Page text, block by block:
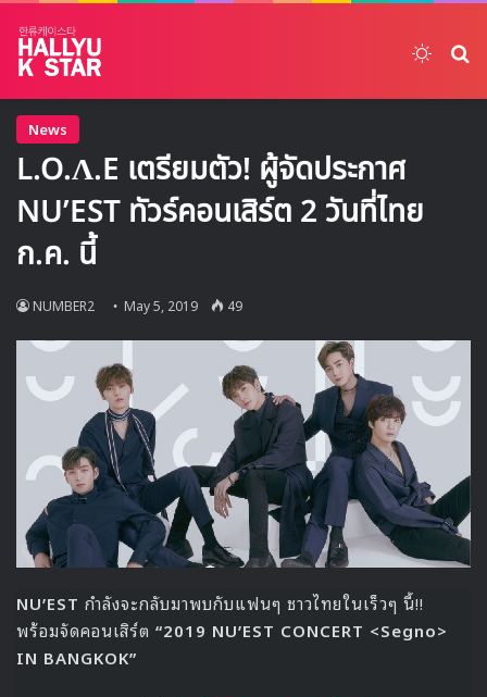
News
L.O.Λ.E เตรียมตัว! ผู้จัดประกาศ
NU’EST ทัวร์คอนเสิร์ต 2 วันที่ไทย
ก.ค. นี้
NUMBER2 May 5, 2019 49
NU’EST กำลังจะกลับมาพบกับแฟนๆ ชาวไทยในเร็วๆ นี้!!
พร้อมจัดคอนเสิร์ต “2019 NU’EST CONCERT <Segno>
IN BANGKOK”